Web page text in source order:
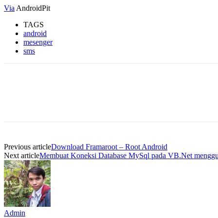
Via AndroidPit
TAGS
android
mesenger
sms
Previous articleDownload Framaroot – Root Android
Next articleMembuat Koneksi Database MySql pada VB.Net
Admin